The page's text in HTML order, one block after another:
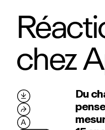
chez
Du

⮫
A